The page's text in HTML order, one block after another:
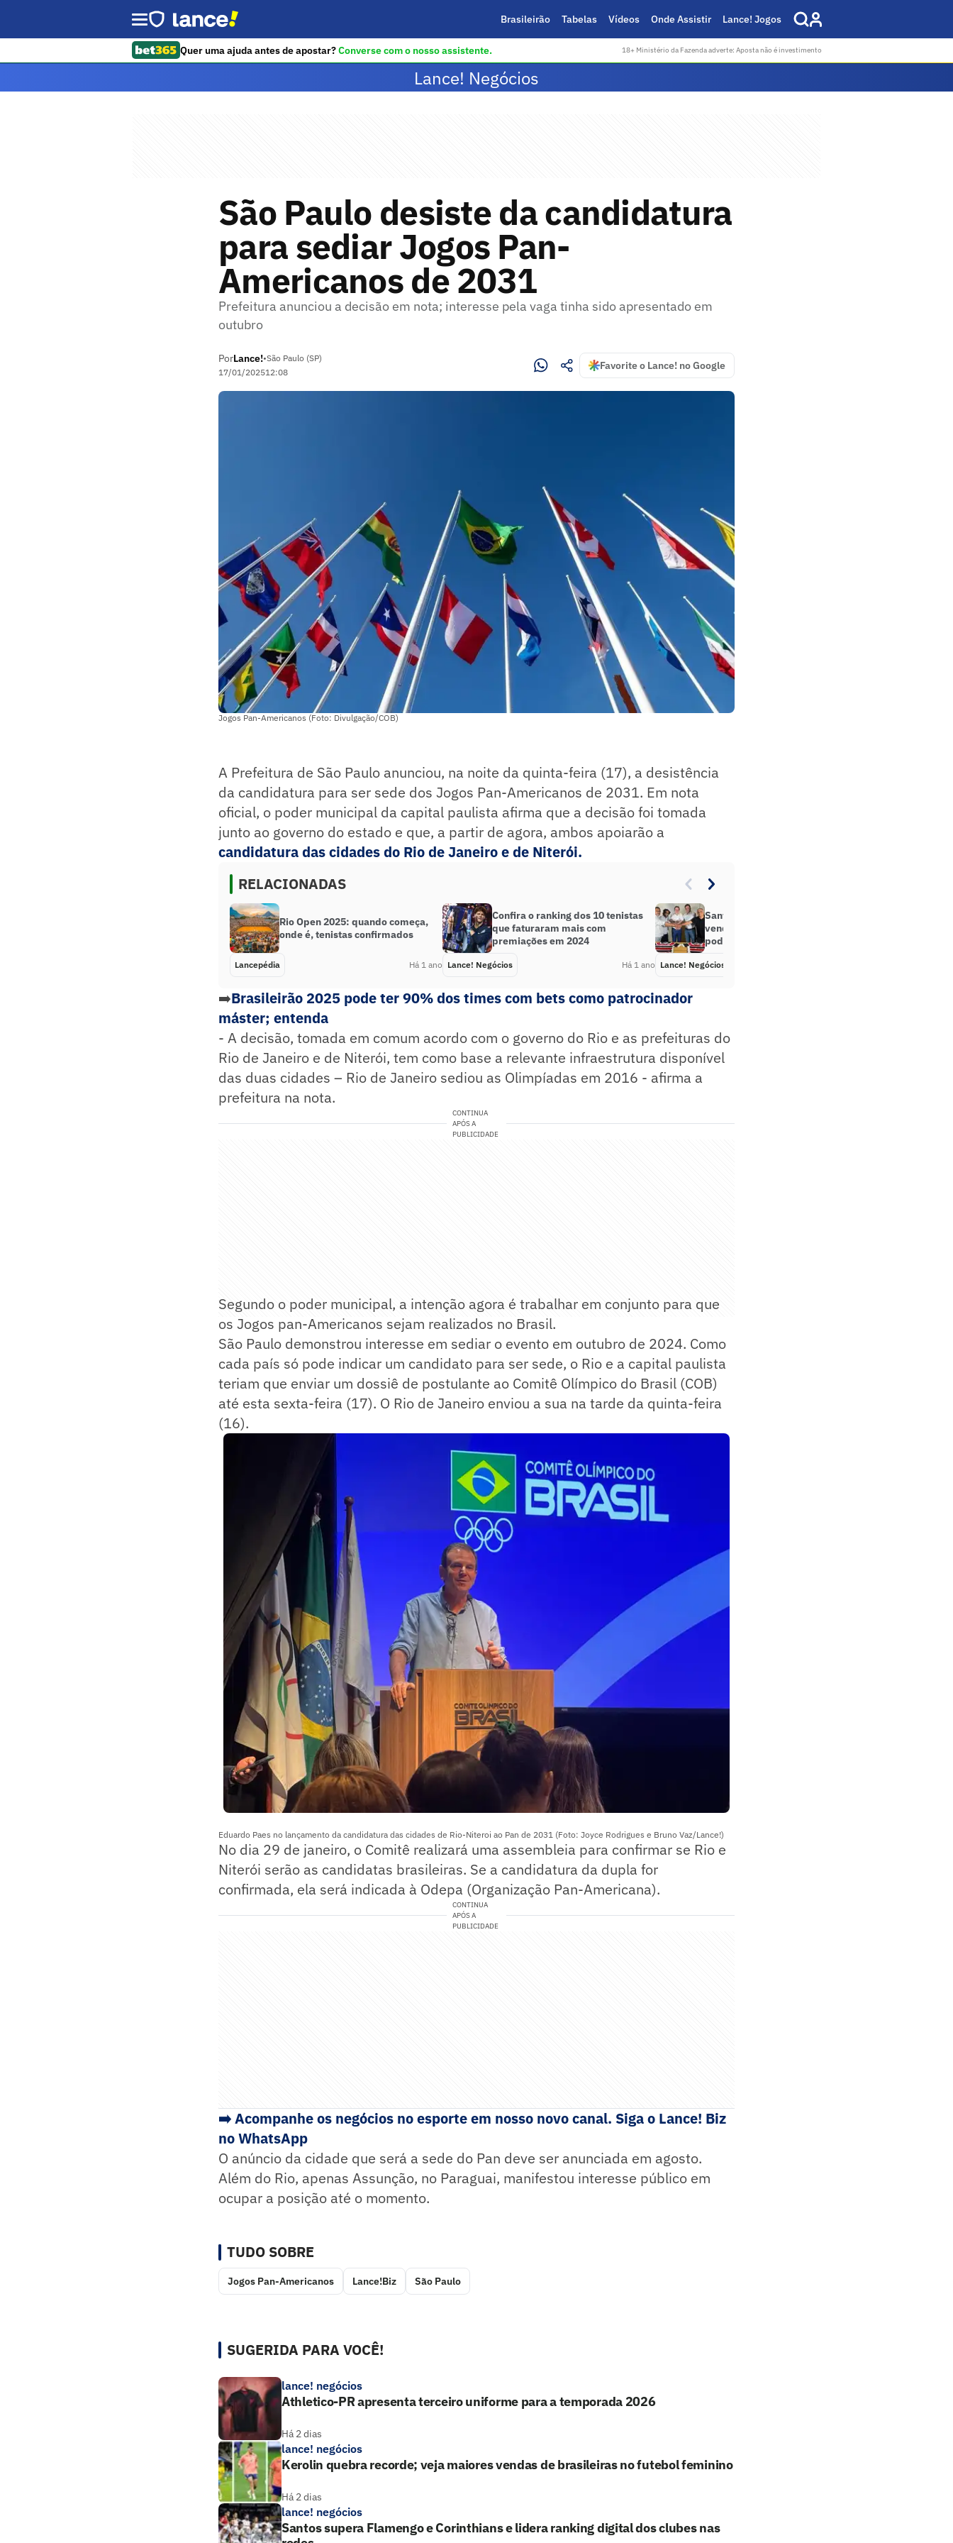
Brasileirão Tabelas Vídeos Onde Assistir Lance! Jogos
Quer uma ajuda antes de apostar?Converse com o nosso assistente. 18+ Ministério da Fazenda adverte: Aposta não é investimento
Lance! Negócios
São Paulo desiste da candidatura
para sediar Jogos Pan-
Americanos de 2031
Prefeitura anunciou a decisão em nota; interesse pela vaga tinha sido apresentado em
outubro
PorLance!•São Paulo (SP)
17/01/202512:08
Favorite o Lance! no Google
Jogos Pan-Americanos (Foto: Divulgação/COB)
A Prefeitura de São Paulo anunciou, na noite da quinta-feira (17), a desistência
da candidatura para ser sede dos Jogos Pan-Americanos de 2031. Em nota
oficial, o poder municipal da capital paulista afirma que a decisão foi tomada
junto ao governo do estado e que, a partir de agora, ambos apoiarão a
candidatura das cidades do Rio de Janeiro e de Niterói.
RELACIONADAS
Rio Open 2025: quando começa,
onde é, tenistas confirmados
Lancepédia Há 1 ano
Confira o ranking dos 10 tenistas
que faturaram mais com
premiações em 2024
Lance! Negócios Há 1 ano
Santa Cruz assina acordo para
vender SAF; veja quais clubes
podem aderir ao modelo em 2025
Lance! Negócios
➡️Brasileirão 2025 pode ter 90% dos times com bets como patrocinador
máster; entenda
- A decisão, tomada em comum acordo com o governo do Rio e as prefeituras do
Rio de Janeiro e de Niterói, tem como base a relevante infraestrutura disponível
das duas cidades – Rio de Janeiro sediou as Olimpíadas em 2016 - afirma a
prefeitura na nota.
CONTINUA
APÓS A
PUBLICIDADE
Segundo o poder municipal, a intenção agora é trabalhar em conjunto para que
os Jogos pan-Americanos sejam realizados no Brasil.
São Paulo demonstrou interesse em sediar o evento em outubro de 2024. Como
cada país só pode indicar um candidato para ser sede, o Rio e a capital paulista
teriam que enviar um dossiê de postulante ao Comitê Olímpico do Brasil (COB)
até esta sexta-feira (17). O Rio de Janeiro enviou a sua na tarde da quinta-feira
(16).
Eduardo Paes no lançamento da candidatura das cidades de Rio-Niteroi ao Pan de 2031 (Foto: Joyce Rodrigues e Bruno Vaz/Lance!)
No dia 29 de janeiro, o Comitê realizará uma assembleia para confirmar se Rio e
Niterói serão as candidatas brasileiras. Se a candidatura da dupla for
confirmada, ela será indicada à Odepa (Organização Pan-Americana).
CONTINUA
APÓS A
PUBLICIDADE
➡️ Acompanhe os negócios no esporte em nosso novo canal. Siga o Lance! Biz
no WhatsApp
O anúncio da cidade que será a sede do Pan deve ser anunciada em agosto.
Além do Rio, apenas Assunção, no Paraguai, manifestou interesse público em
ocupar a posição até o momento.
TUDO SOBRE
Jogos Pan-Americanos Lance!Biz São Paulo
SUGERIDA PARA VOCÊ!
lance! negócios
Athletico-PR apresenta terceiro uniforme para a temporada 2026
Há 2 dias
lance! negócios
Kerolin quebra recorde; veja maiores vendas de brasileiras no futebol feminino
Há 2 dias
lance! negócios
Santos supera Flamengo e Corinthians e lidera ranking digital dos clubes nas